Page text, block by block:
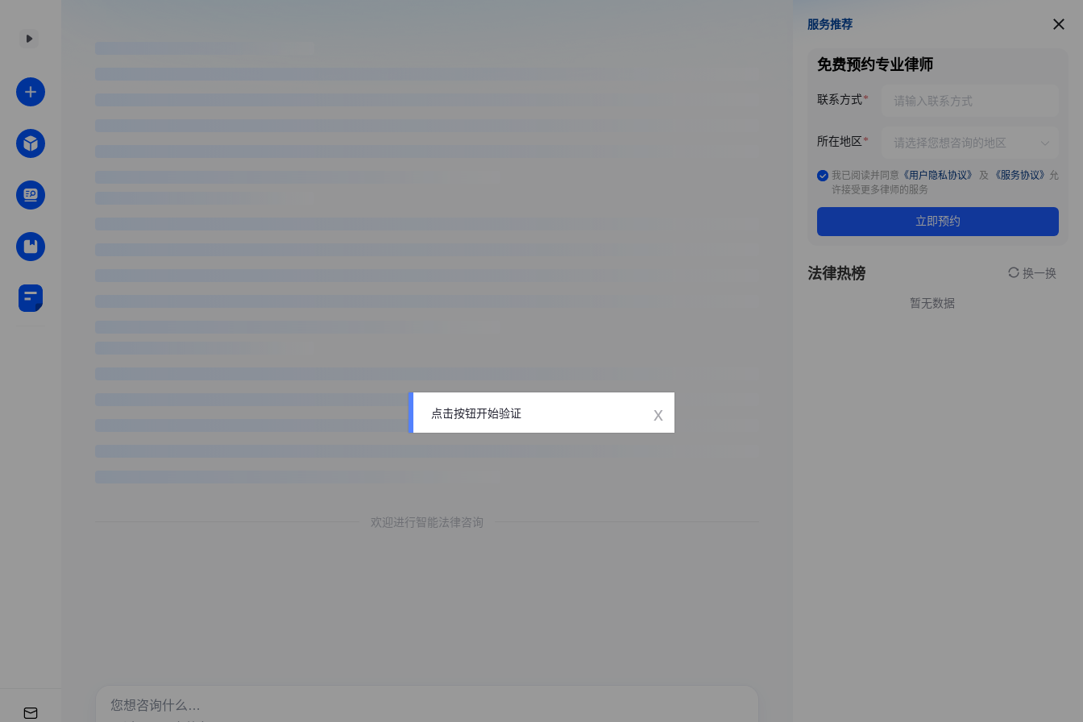
欢迎进行智能法律咨询
服务推荐
服务推荐
免费预约专业律师
联系方式
所在地区
我已阅读并同意 《用户隐私协议》 及 《服务协议》 允
许接受更多律师的服务
立即预约
法律热榜 换一换
暂无数据
点击按钮开始验证 x